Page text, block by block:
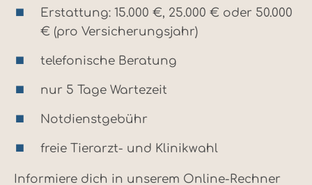
Erstattung: 15.000 €, 25.000 € oder 50.000
€ (pro Versicherungsjahr)
telefonische Beratung
nur 5 Tage Wartezeit
Notdienstgebühr
freie Tierarzt- und Klinikwahl
Informiere dich in unserem Online-Rechner